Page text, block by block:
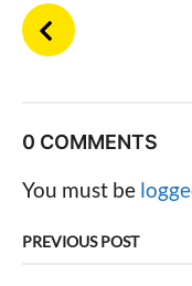
P
o
P
a
g
n
0 COMMENTS
You must be
PREVIOUS POST